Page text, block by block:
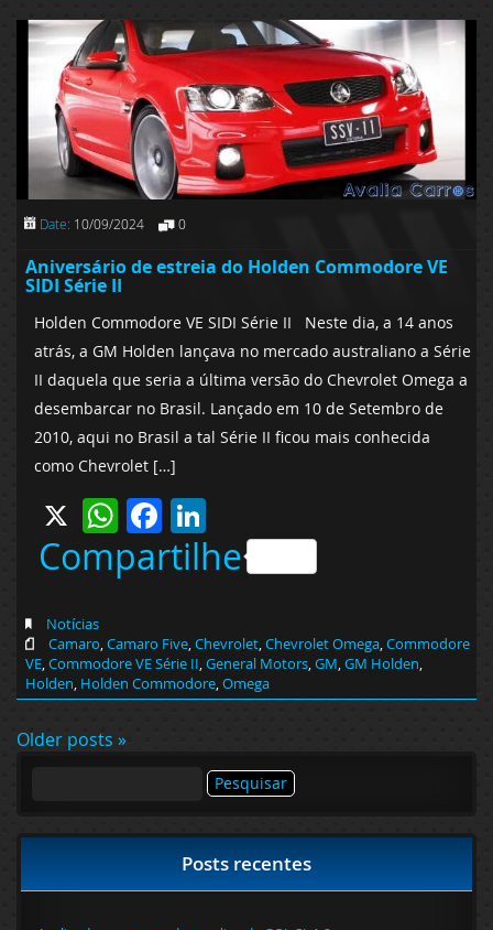
Date: 10/09/2024 0
Aniversário de estreia do Holden Commodore VE
SIDI Série II
Holden Commodore VE SIDI Série II Neste dia, a 14 anos
atrás, a GM Holden lançava no mercado australiano a Série
II daquela que seria a última versão do Chevrolet Omega a
desembarcar no Brasil. Lançado em 10 de Setembro de
2010, aqui no Brasil a tal Série II ficou mais conhecida
como Chevrolet […]
X WhatsApp
Facebook
Compartilhe
Notícias
Camaro,Camaro Five,Chevrolet,Chevrolet Omega,Commodore
VE,Commodore VE Série II,General Motors,GM,GM Holden,
Holden, Holden Commodore,Omega
Older posts »
Posts recentes